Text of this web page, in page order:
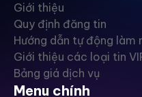
Giới thiệu
Quy định đăng tin
Hướng dẫn tự động làm
Giới thiệu các loại tin
Bảng giá dịch vụ
Menu chính